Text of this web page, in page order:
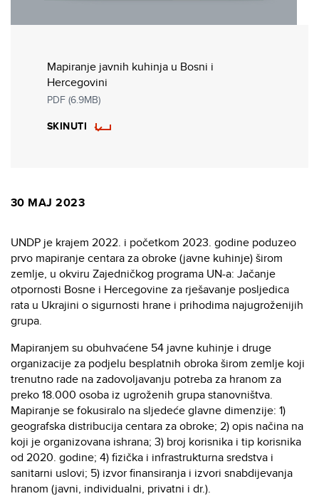
Mapiranje javnih kuhinja u Bosni i
Hercegovini
PDF (6.9MB)
SKINUTI
30 MAJ 2023
UNDP je krajem 2022. i početkom 2023. godine poduzeo
prvo mapiranje centara za obroke (javne kuhinje) širom
zemlje, u okviru Zajedničkog programa UN-a: Jačanje
otpornosti Bosne i Hercegovine za rješavanje posljedica
rata u Ukrajini o sigurnosti hrane i prihodima najugroženijih
grupa.
Mapiranjem su obuhvaćene 54 javne kuhinje i druge
organizacije za podjelu besplatnih obroka širom zemlje koji
trenutno rade na zadovoljavanju potreba za hranom za
preko 18.000 osoba iz ugroženih grupa stanovništva.
Mapiranje se fokusiralo na sljedeće glavne dimenzije: 1)
geografska distribucija centara za obroke; 2) opis načina na
koji je organizovana ishrana; 3) broj korisnika i tip korisnika
od 2020. godine; 4) fizička i infrastrukturna sredstva i
sanitarni uslovi; 5) izvor finansiranja i izvori snabdijevanja
hranom (javni, individualni, privatni i dr.).